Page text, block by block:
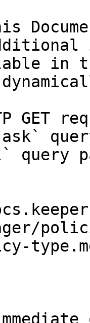
in
GET
query